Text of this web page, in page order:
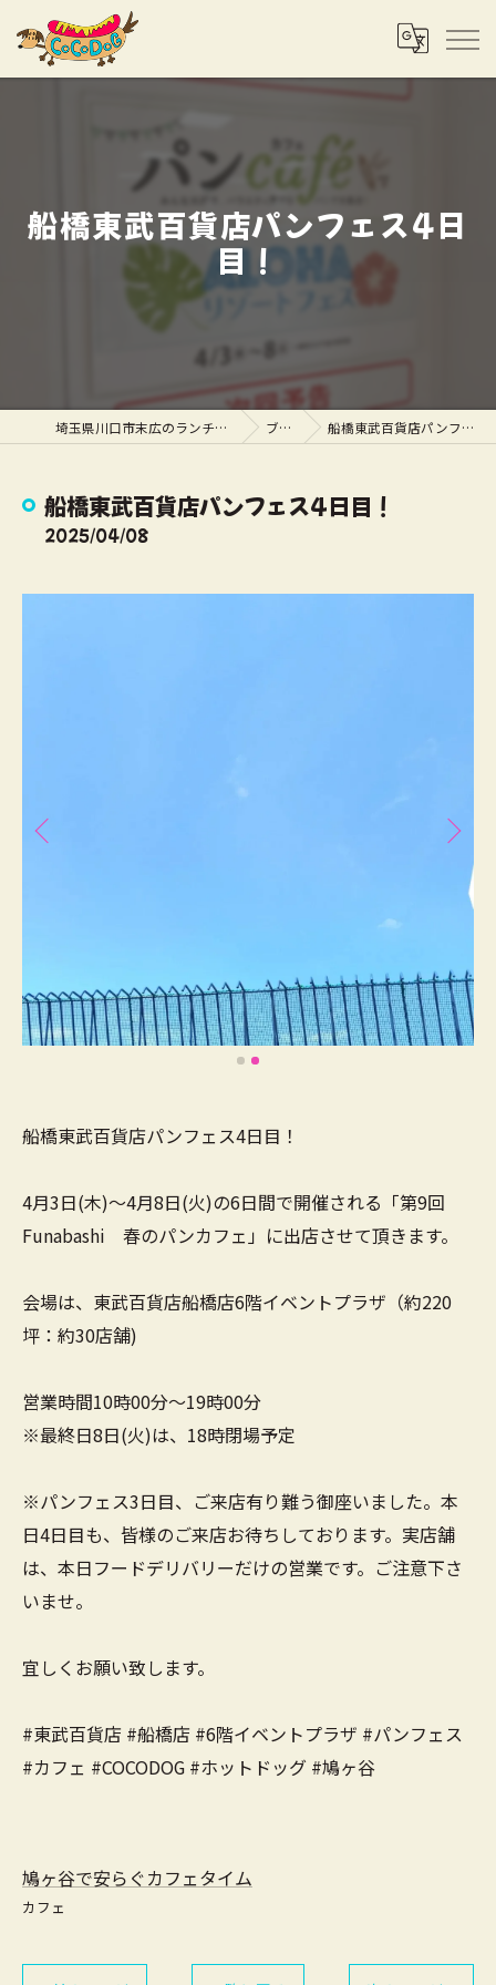
船橋東武百貨店パンフェス4日
目！
埼玉県川口市末広のランチならCOCODOG ブログ 船橋東武百貨店パンフェス4日目！
船橋東武百貨店パンフェス4日目！
2025/04/08
船橋東武百貨店パンフェス4日目！
4月3日(木)～4月8日(火)の6日間で開催される「第9回
Funabashi 春のパンカフェ」に出店させて頂きます。
会場は、東武百貨店船橋店6階イベントプラザ（約220
坪：約30店舗)
営業時間10時00分～19時00分
※最終日8日(火)は、18時閉場予定
※パンフェス3日目、ご来店有り難う御座いました。本
日4日目も、皆様のご来店お待ちしております。実店舗
は、本日フードデリバリーだけの営業です。ご注意下さ
いませ。
宜しくお願い致します。
#東武百貨店 #船橋店 #6階イベントプラザ #パンフェス
#カフェ #COCODOG #ホットドッグ #鳩ヶ谷
鳩ヶ谷で安らぐカフェタイム
カフェ